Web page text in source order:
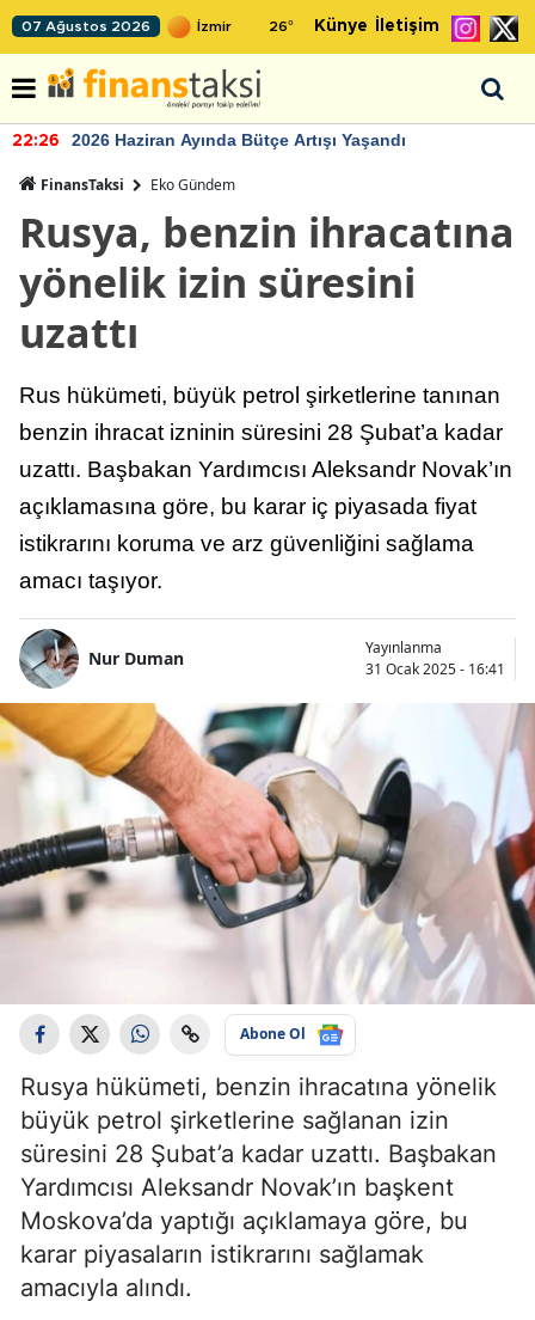
07 Ağustos 2026 26° Künye İletişim
22:26 2026 Haziran Ayında Bütçe Artışı Yaşandı
FinansTaksi Eko Gündem
Rusya, benzin ihracatına
yönelik izin süresini
uzattı
Rus hükümeti, büyük petrol şirketlerine tanınan
benzin ihracat izninin süresini 28 Şubat’a kadar
uzattı. Başbakan Yardımcısı Aleksandr Novak’ın
açıklamasına göre, bu karar iç piyasada fiyat
istikrarını koruma ve arz güvenliğini sağlama
amacı taşıyor.
Nur Duman
Yayınlanma
31 Ocak 2025 - 16:41
Abone Ol
Rusya hükümeti, benzin ihracatına yönelik
büyük petrol şirketlerine sağlanan izin
süresini 28 Şubat’a kadar uzattı. Başbakan
Yardımcısı Aleksandr Novak’ın başkent
Moskova’da yaptığı açıklamaya göre, bu
karar piyasaların istikrarını sağlamak
amacıyla alındı.